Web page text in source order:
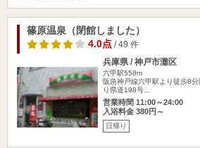
篠原温泉（閉館しました）
4.0点/ 49 件
兵庫県 / 神戸市灘区
六甲駅558m
阪急神戸線六甲駅より徒歩8
り県道198号…
営業時間 11:00～24:00
入浴料金 380円～
日帰り